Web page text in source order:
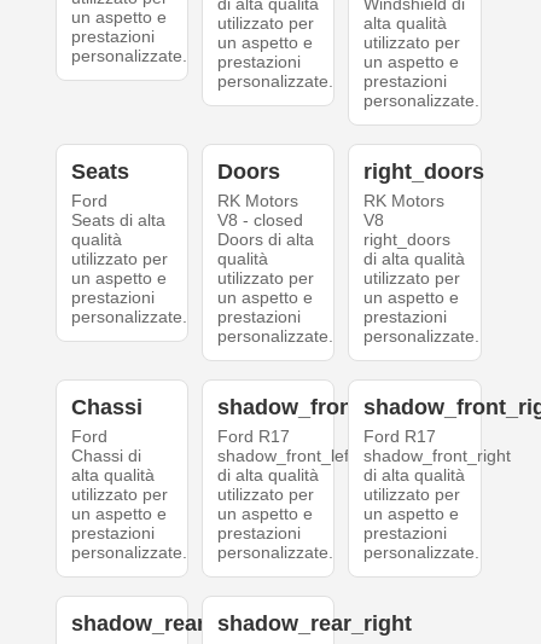
un aspetto e
prestazioni
personalizzate.
di alta qualità
utilizzato per
un aspetto e
prestazioni
personalizzate.
Windshield di
alta qualità
utilizzato per
un aspetto e
prestazioni
personalizzate.
Seats
Ford
Seats di alta
qualità
utilizzato per
un aspetto e
prestazioni
personalizzate.
Doors
RK Motors
V8 - closed
Doors di alta
qualità
utilizzato per
un aspetto e
prestazioni
personalizzate.
right_doors
RK Motors
V8
right_doors
di alta qualità
utilizzato per
un aspetto e
prestazioni
personalizzate.
Chassi
Ford
Chassi di
alta qualità
utilizzato per
un aspetto e
prestazioni
personalizzate.
shadow_front_left
Ford R17
shadow_front_left
di alta qualità
utilizzato per
un aspetto e
prestazioni
personalizzate.
Ford R17
shadow_front_right
di alta qualità
utilizzato per
un aspetto e
prestazioni
personalizzate.
shadow_rear_leftshadow_rear_right